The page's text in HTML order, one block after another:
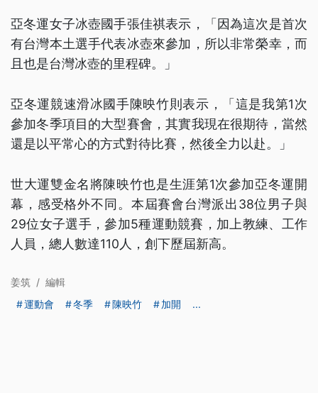
亞冬運女子冰壺國手張佳祺表示，「因為這次是首次
有台灣本土選手代表冰壺來參加，所以非常榮幸，而
且也是台灣冰壺的里程碑。」
亞冬運競速滑冰國手陳映竹則表示，「這是我第1次
參加冬季項目的大型賽會，其實我現在很期待，當然
還是以平常心的方式對待比賽，然後全力以赴。」
世大運雙金名將陳映竹也是生涯第1次參加亞冬運開
幕，感受格外不同。本屆賽會台灣派出38位男子與
29位女子選手，參加5種運動競賽，加上教練、工作
人員，總人數達110人，創下歷屆新高。
姜筑 / 編輯
運動會
冬季 陳映竹 加開 ...